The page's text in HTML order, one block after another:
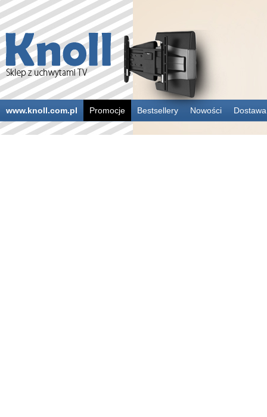
www.knoll.com.pl Promocje Bestsellery Nowości